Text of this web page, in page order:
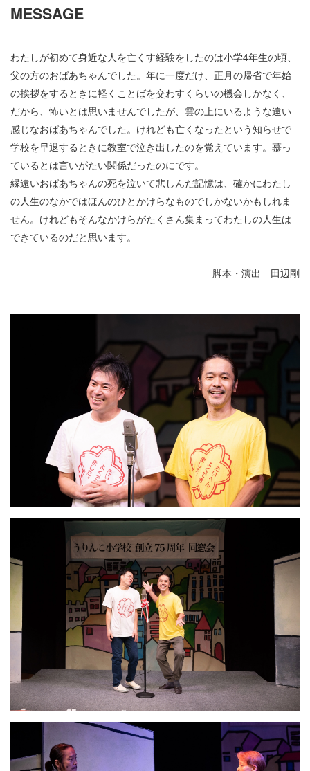
MESSAGE
わたしが初めて身近な人を亡くす経験をしたのは小学4年生の頃、
父の方のおばあちゃんでした。年に一度だけ、正月の帰省で年始
の挨拶をするときに軽くことばを交わすくらいの機会しかなく、
だから、怖いとは思いませんでしたが、雲の上にいるような遠い
感じなおばあちゃんでした。けれども亡くなったという知らせで
学校を早退するときに教室で泣き出したのを覚えています。慕っ
ているとは言いがたい関係だったのにです。
縁遠いおばあちゃんの死を泣いて悲しんだ記憶は、確かにわたし
の人生のなかではほんのひとかけらなものでしかないかもしれま
せん。けれどもそんなかけらがたくさん集まってわたしの人生は
できているのだと思います。
脚本・演出 田辺剛